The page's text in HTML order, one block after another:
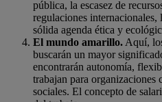
pública, la escasez de
regulaciones internacionales,
sólida agenda ética y
El mundo amarillo. Aquí,
buscarán un mayor
encontrarán autonomía,
trabajan para organizaciones
sociales. El concepto de